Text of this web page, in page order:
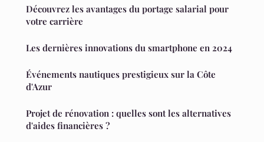
Découvrez les avantages du portage salarial pour
votre carrière
Les dernières innovations du smartphone en 2024
Événements nautiques prestigieux sur la Côte
d'Azur
Projet de rénovation : quelles sont les alternatives
d'aides financières ?